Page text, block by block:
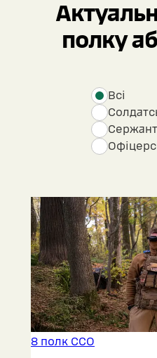
полку
Всі
8 полк ССО